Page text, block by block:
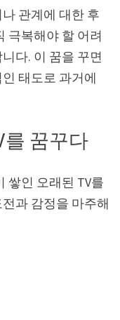
관계에 대한 후
극복해야 할 어려
다. 이 꿈을 꾸면
태도로 과거에
를 꿈꾸다
쌓인 오래된 TV를
과 감정을 마주해